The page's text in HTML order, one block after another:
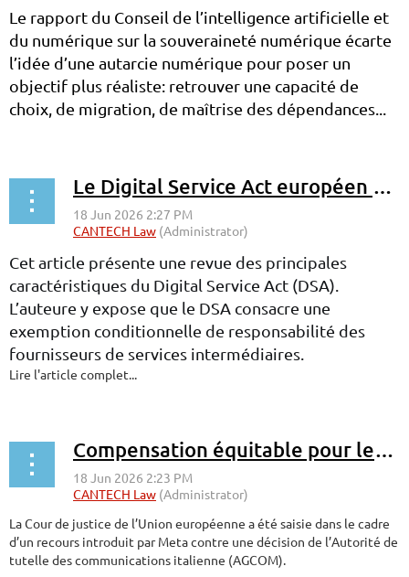
Le rapport du Conseil de l’intelligence artificielle et
du numérique sur la souveraineté numérique écarte
l’idée d’une autarcie numérique pour poser un
objectif plus réaliste: retrouver une capacité de
choix, de migration, de maîtrise des dépendances...
Le Digital Service Act européen au défi des plateformes-Europe
Cet article présente une revue des principales
caractéristiques du Digital Service Act (DSA).
L’auteure y expose que le DSA consacre une
exemption conditionnelle de responsabilité des
fournisseurs de services intermédiaires.
Lire l'article complet...
Compensation équitable pour les utilisations en ligne des publications de presse-Europe
La Cour de justice de l’Union européenne a été saisie dans le cadre
d’un recours introduit par Meta contre une décision de l’Autorité de
tutelle des communications italienne (AGCOM).